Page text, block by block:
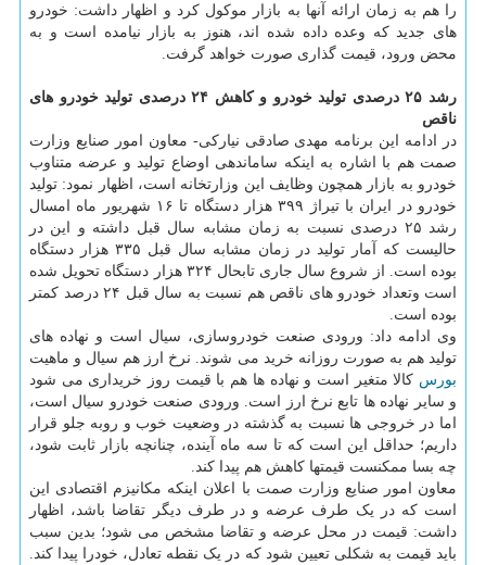
را هم به زمان ارائه آنها به بازار موکول کرد و اظهار داشت: خودرو
های جدید که وعده داده شده اند، هنوز به بازار نیامده است و به
محض ورود، قیمت گذاری صورت خواهد گرفت.
رشد ۲۵ درصدی تولید خودرو و کاهش ۲۴ درصدی تولید خودرو های
ناقص
در ادامه این برنامه مهدی صادقی نیارکی- معاون امور صنایع وزارت
صمت هم با اشاره به اینکه ساماندهی اوضاع تولید و عرضه متناوب
خودرو به بازار همچون وظایف این وزارتخانه است، اظهار نمود: تولید
خودرو در ایران با تیراژ ۳۹۹ هزار دستگاه تا ۱۶ شهریور ماه امسال
رشد ۲۵ درصدی نسبت به زمان مشابه سال قبل داشته و این در
حالیست که آمار تولید در زمان مشابه سال قبل ۳۳۵ هزار دستگاه
بوده است. از شروع سال جاری تابحال ۳۲۴ هزار دستگاه تحویل شده
است وتعداد خودرو های ناقص هم نسبت به سال قبل ۲۴ درصد کمتر
بوده است.
وی ادامه داد: ورودی صنعت خودروسازی، سیال است و نهاده های
تولید هم به صورت روزانه خرید می شوند. نرخ ارز هم سیال و ماهیت
بورس کالا متغیر است و نهاده ها هم با قیمت روز خریداری می شود
و سایر نهاده ها تابع نرخ ارز است. ورودی صنعت خودرو سیال است،
اما در خروجی ها نسبت به گذشته در وضعیت خوب و روبه جلو قرار
داریم؛ حداقل این است که تا سه ماه آینده، چنانچه بازار ثابت شود،
چه بسا ممکنست قیمتها کاهش هم پیدا کند.
معاون امور صنایع وزارت صمت با اعلان اینکه مکانیزم اقتصادی این
است که در یک طرف عرضه و در طرف دیگر تقاضا باشد، اظهار
داشت: قیمت در محل عرضه و تقاضا مشخص می شود؛ بدین سبب
باید قیمت به شکلی تعیین شود که در یک نقطه تعادل، خودرا پیدا کند.